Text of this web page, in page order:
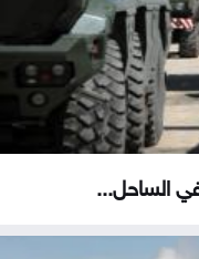
الساحل...